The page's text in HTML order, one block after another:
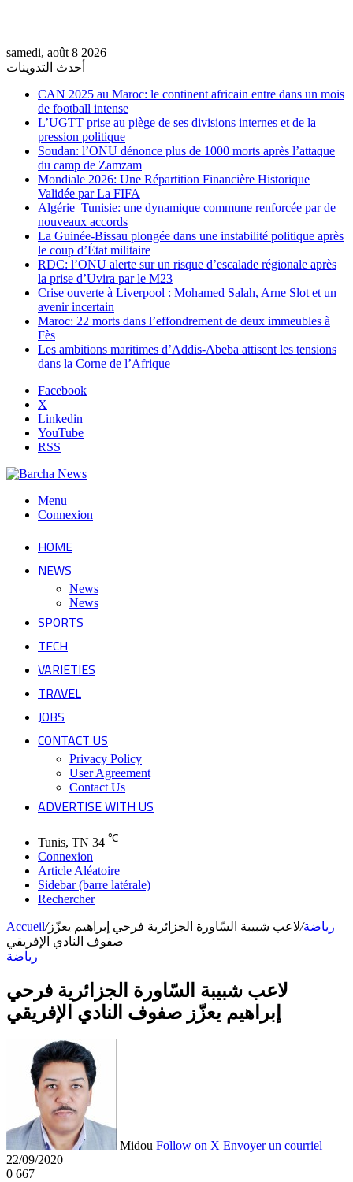
samedi, août 8 2026
أحدث التدوينات
CAN 2025 au Maroc: le continent africain entre dans un mois
de football intense
L’UGTT prise au piège de ses divisions internes et de la
pression politique
Soudan: l’ONU dénonce plus de 1000 morts après l’attaque
du camp de Zamzam
Mondiale 2026: Une Répartition Financière Historique
Validée par La FIFA
Algérie–Tunisie: une dynamique commune renforcée par de
nouveaux accords
La Guinée-Bissau plongée dans une instabilité politique après
le coup d’État militaire
RDC: l’ONU alerte sur un risque d’escalade régionale après
la prise d’Uvira par le M23
Crise ouverte à Liverpool : Mohamed Salah, Arne Slot et un
avenir incertain
Maroc: 22 morts dans l’effondrement de deux immeubles à
Fès
Les ambitions maritimes d’Addis-Abeba attisent les tensions
dans la Corne de l’Afrique
Facebook
X
Linkedin
YouTube
RSS
Menu
Connexion
HOME
NEWS
News
News
SPORTS
TECH
VARIETIES
TRAVEL
JOBS
CONTACT US
Privacy Policy
User Agreement
Contact Us
ADVERTISE WITH US
Tunis, TN 34 ℃
Connexion
Article Aléatoire
Sidebar (barre latérale)
Rechercher
Accueil/ رياضة/لاعب شبيبة السّاورة الجزائرية فرحي إبراهيم يعزّز
صفوف النادي الإفريقي
رياضة
لاعب شبيبة السّاورة الجزائرية فرحي
إبراهيم يعزّز صفوف النادي الإفريقي
Midou Follow on X Envoyer un courriel
22/09/2020
0 667